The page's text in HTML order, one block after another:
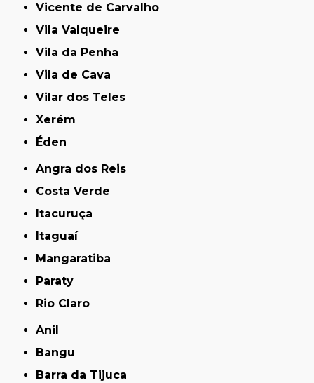
Vicente de Carvalho
Vila Valqueire
Vila da Penha
Vila de Cava
Vilar dos Teles
Xerém
Éden
Angra dos Reis
Costa Verde
Itacuruça
Itaguaí
Mangaratiba
Paraty
Rio Claro
Anil
Bangu
Barra da Tijuca